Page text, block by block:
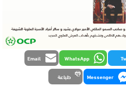
WhatsApp
Email
Messenger طباعة